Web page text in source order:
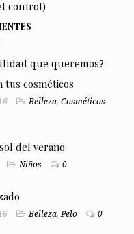
control)
que queremos?
tus cosméticos
Belleza, Cosméticos
del verano
Niños 0
Belleza,Pelo 0